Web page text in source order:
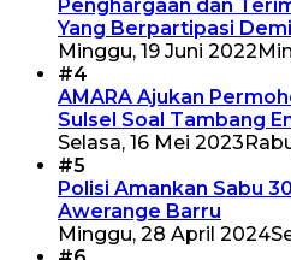
Penghargaan dan
Yang Berpartipasi
Minggu, 19 Juni 2022
#4
AMARA Ajukan
Sulsel Soal Tambang
Selasa, 16 Mei 2023
#5
Polisi Amankan Sabu
Awerange Barru
Minggu, 28 April 2024